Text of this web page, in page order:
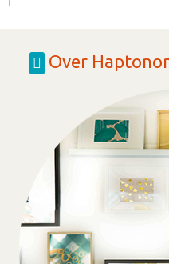
Over